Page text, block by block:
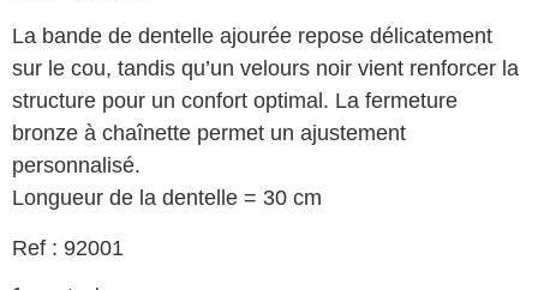
La bande de dentelle ajourée repose délicatement
sur le cou, tandis qu’un velours noir vient renforcer la
structure pour un confort optimal. La fermeture
bronze à chaînette permet un ajustement
personnalisé.
Longueur de la dentelle = 30 cm
Ref : 92001